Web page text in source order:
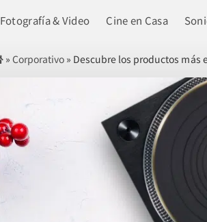
Fotografía & Video Cine en Casa
» Corporativo» Descubre los productos más